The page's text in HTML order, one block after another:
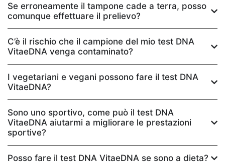
Se erroneamente il tampone cade a terra, posso
comunque effettuare il prelievo?
C’è il rischio che il campione del mio test DNA
VitaeDNA venga contaminato?
I vegetariani e vegani possono fare il test DNA
VitaeDNA?
Sono uno sportivo, come può il test DNA
VitaeDNA aiutarmi a migliorare le prestazioni
sportive?
Posso fare il test DNA VitaeDNA se sono a dieta?